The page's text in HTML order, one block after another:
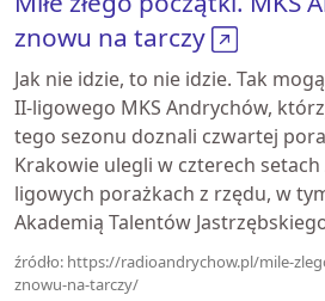
znowu na tarczy
Jak nie idzie, to nie idzie. Tak
II-ligowego MKS Andrychów,
tego sezonu doznali czwartej
Krakowie ulegli w czterech setach
ligowych porażkach z rzędu, w
Akademią Talentów
źródło: https://radioandrychow.pl/mile-
znowu-na-tarczy/